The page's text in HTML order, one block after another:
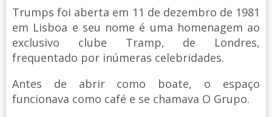
Trumps foi aberta em 11 de dezembro de 1981
em Lisboa e seu nome é uma homenagem ao
exclusivo clube Tramp, de Londres,
frequentado por inúmeras celebridades.
Antes de abrir como boate, o espaço
funcionava como café e se chamava O Grupo.